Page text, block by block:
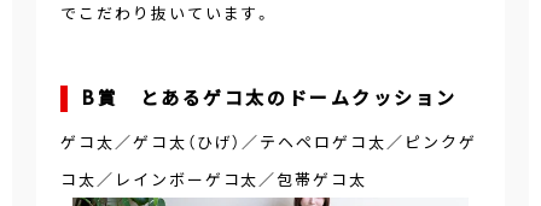
でこだわり抜いています。
B賞 とあるゲコ太のドームクッション
ゲコ太／ゲコ太（ひげ）／テヘペロゲコ太／ピンクゲ
コ太／レインボーゲコ太／包帯ゲコ太